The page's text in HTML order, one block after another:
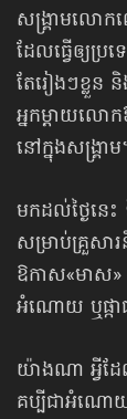
សង្គ្រាមលោ
ដែលធ្វើឲ្យប្រទ
តែរៀងៗខ្លួ
អ្នកម្ដាយលោ
នៅក្នុងសង្គ្រាម
មកដល់ថ្ងៃនេ
សម្រាប់គ្រួសារ
ឱកាស«មាស
អំណោយ ឬផ្កា
យ៉ាងណា អ្វីដ
គប្បីជាអំណោយ